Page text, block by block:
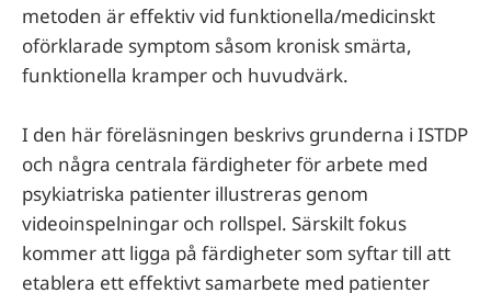
metoden är effektiv vid funktionella/medicinskt
oförklarade symptom såsom kronisk smärta,
funktionella kramper och huvudvärk.
I den här föreläsningen beskrivs grunderna i ISTDP
och några centrala färdigheter för arbete med
psykiatriska patienter illustreras genom
videoinspelningar och rollspel. Särskilt fokus
kommer att ligga på färdigheter som syftar till att
etablera ett effektivt samarbete med patienter